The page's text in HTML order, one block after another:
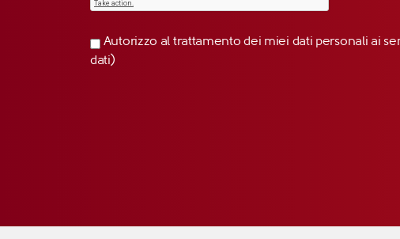
Autorizzo al trattamento dei miei dati personali ai
dati)